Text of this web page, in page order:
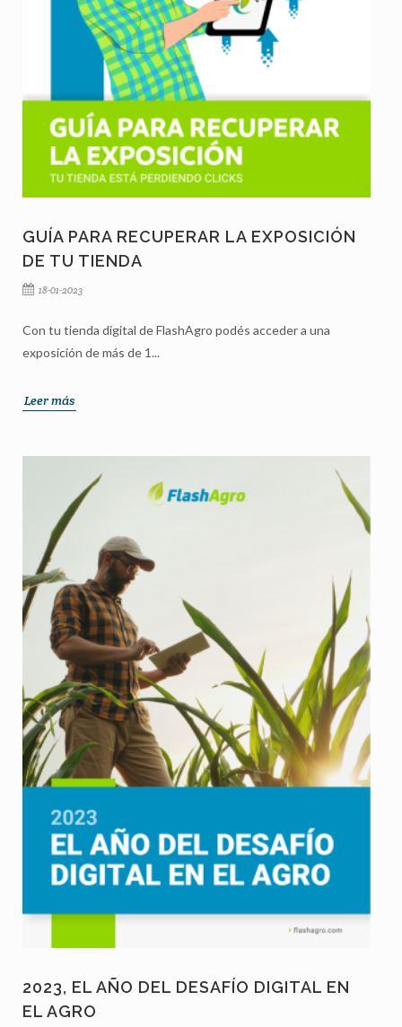
GUÍA PARA RECUPERAR LA EXPOSICIÓN
DE TU TIENDA
18-01-2023
Con tu tienda digital de FlashAgro podés acceder a una
exposición de más de 1...
Leer más
2023, EL AÑO DEL DESAFÍO DIGITAL EN
EL AGRO